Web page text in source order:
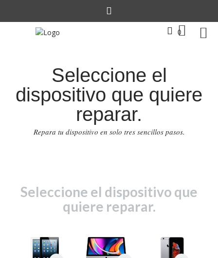
0
Seleccione el
dispositivo que quiere
reparar.
Repara tu dispositivo en solo tres sencillos pasos.
Seleccione el dispositivo que
quiere reparar.